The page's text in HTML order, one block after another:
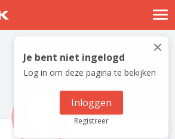
Nostalgische verhalen
Log in
Meld je gratis aan
×
Je bent niet ingelogd
Log in om deze pagina te bekijken
Inloggen
Registreer